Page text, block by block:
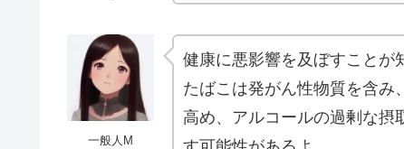
一般人M
健康に悪影響を及ぼすことが
たばこは発がん性物質を含み
高め、アルコールの過剰な摂